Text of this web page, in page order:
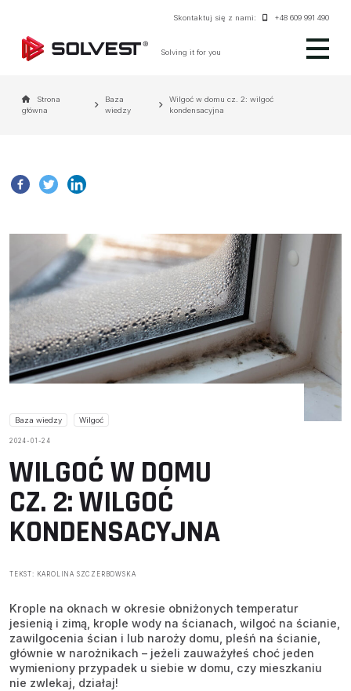
Skontaktuj się z nami: +48 609 991 490
Solving it for you
Strona
główna
Baza
wiedzy
Wilgoć w domu cz. 2: wilgoć
kondensacyjna
Baza wiedzy Wilgoć
2024-01-24
WILGOĆ W DOMU
CZ. 2: WILGOĆ
KONDENSACYJNA
TEKST: KAROLINA SZCZERBOWSKA
Krople na oknach w okresie obniżonych temperatur
jesienią i zimą, krople wody na ścianach, wilgoć na ścianie,
zawilgocenia ścian i lub naroży domu, pleśń na ścianie,
głównie w narożnikach – jeżeli zauważyłeś choć jeden
wymieniony przypadek u siebie w domu, czy mieszkaniu
nie zwlekaj, działaj!